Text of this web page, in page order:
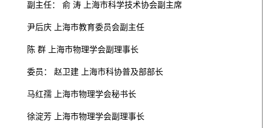
副主任： 俞 涛 上海市科学技术协会副主席
尹后庆 上海市教育委员会副主任
陈 群 上海市物理学会副理事长
委员： 赵卫建 上海市科协普及部部长
马红孺 上海市物理学会秘书长
徐淀芳 上海市物理学会副理事长